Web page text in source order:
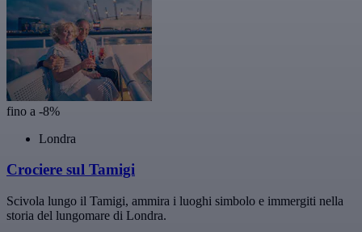
fino a -8%
Londra
Crociere sul Tamigi
Scivola lungo il Tamigi, ammira i luoghi simbolo e immergiti nella
storia del lungomare di Londra.